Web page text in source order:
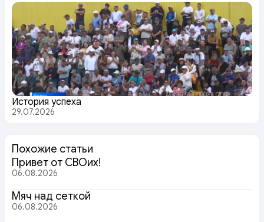
История успеха
29.07.2026
Похожие статьи
Привет от СВОих!
06.08.2026
Мяч над сеткой
06.08.2026